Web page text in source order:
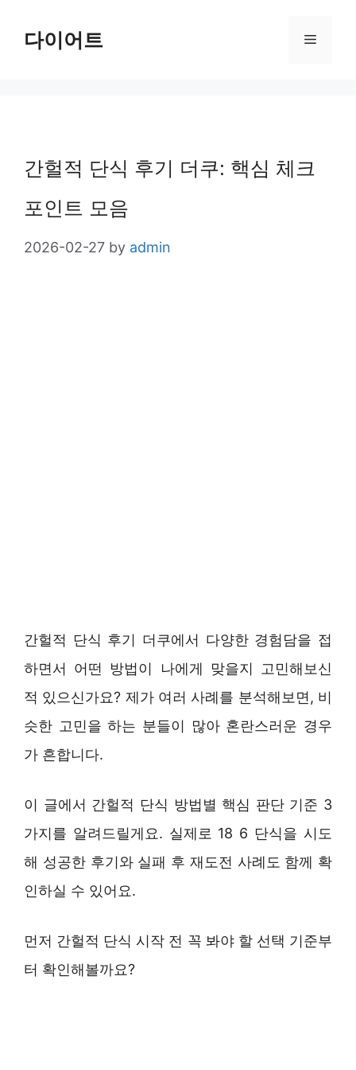
다이어트 Menu
간헐적 단식 후기 더쿠: 핵심 체크
포인트 모음
2026-02-27 by admin
간헐적 단식 후기 더쿠에서 다양한 경험담을 접
하면서 어떤 방법이 나에게 맞을지 고민해보신
적 있으신가요? 제가 여러 사례를 분석해보면, 비
슷한 고민을 하는 분들이 많아 혼란스러운 경우
가 흔합니다.
이 글에서 간헐적 단식 방법별 핵심 판단 기준 3
가지를 알려드릴게요. 실제로 18 6 단식을 시도
해 성공한 후기와 실패 후 재도전 사례도 함께 확
인하실 수 있어요.
먼저 간헐적 단식 시작 전 꼭 봐야 할 선택 기준부
터 확인해볼까요?